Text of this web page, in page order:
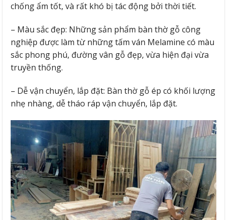
chống ẩm tốt, và rất khó bị tác động bởi thời tiết.
– Màu sắc đẹp: Những sản phẩm bàn thờ gỗ công
nghiệp được làm từ những tấm ván Melamine có màu
sắc phong phú, đường vân gỗ đẹp, vừa hiện đại vừa
truyền thống.
– Dễ vận chuyển, lắp đặt: Bàn thờ gỗ ép có khối lượng
nhẹ nhàng, dễ tháo ráp vận chuyển, lắp đặt.